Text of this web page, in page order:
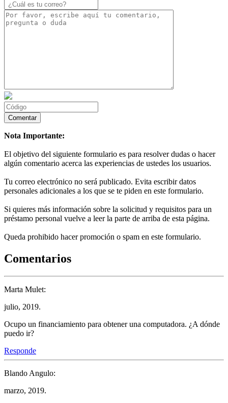
Nota Importante:
El objetivo del siguiente formulario es para resolver dudas o hacer
algún comentario acerca las experiencias de ustedes los usuarios.
Tu correo electrónico no será publicado. Evita escribir datos
personales adicionales a los que se te piden en este formulario.
Si quieres más información sobre la solicitud y requisitos para un
préstamo personal vuelve a leer la parte de arriba de esta página.
Queda prohibido hacer promoción o spam en este formulario.
Comentarios
Marta Mulet:
julio, 2019.
Ocupo un financiamiento para obtener una computadora. ¿A dónde
puedo ir?
Responde
Blando Angulo:
marzo, 2019.